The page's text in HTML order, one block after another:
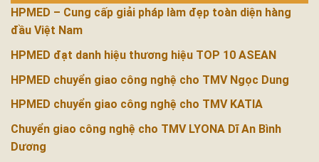
HPMED – Cung cấp giải pháp làm đẹp toàn diện hàng
đầu Việt Nam
HPMED đạt danh hiệu thương hiệu TOP 10 ASEAN
HPMED chuyển giao công nghệ cho TMV Ngọc Dung
HPMED chuyển giao công nghệ cho TMV KATIA
Chuyển giao công nghệ cho TMV LYONA Dĩ An Bình
Dương